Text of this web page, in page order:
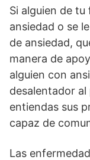
Si alguien de
ansiedad o se
de ansiedad,
manera de
alguien con
desalentador
entiendas sus
capaz de
Las